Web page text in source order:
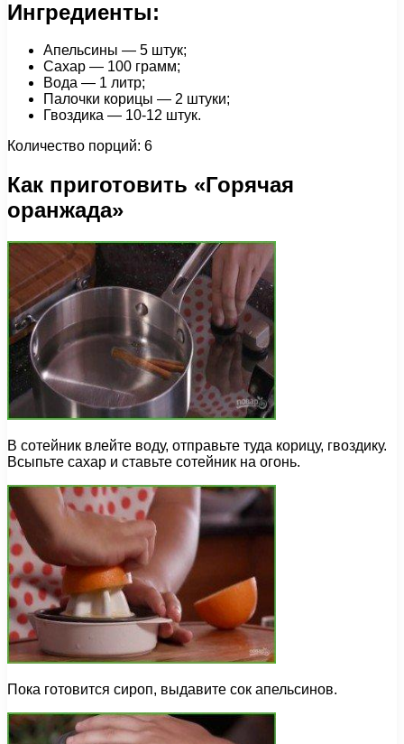
Ингредиенты:
Апельсины — 5 штук;
Сахар — 100 грамм;
Вода — 1 литр;
Палочки корицы — 2 штуки;
Гвоздика — 10-12 штук.
Количество порций: 6
Как приготовить «Горячая
оранжада»
В сотейник влейте воду, отправьте туда корицу, гвоздику.
Всыпьте сахар и ставьте сотейник на огонь.
Пока готовится сироп, выдавите сок апельсинов.